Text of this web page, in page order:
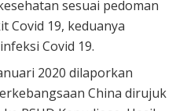
sesuai pedoman
Covid 19, keduanya
Covid 19.
2020 dilaporkan
China dirujuk